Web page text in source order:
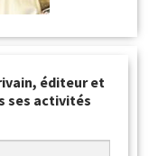
éditeur et
ses activités